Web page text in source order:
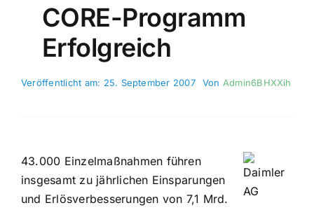
CORE-Programm
Erfolgreich
Veröffentlicht am: 25. September 2007 Von Admin6BHXXih
43.000 Einzelmaßnahmen führen
insgesamt zu jährlichen Einsparungen
und Erlösverbesserungen von 7,1 Mrd.